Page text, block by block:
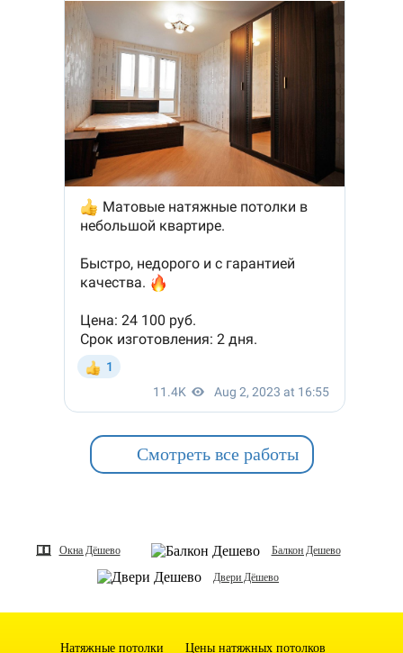
Смотреть все работы
Окна Дёшево Балкон Дешево
Двери Дёшево
Натяжные потолки Цены натяжных потолков